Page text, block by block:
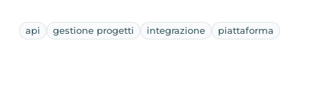
api gestione progetti integrazione piattaforma